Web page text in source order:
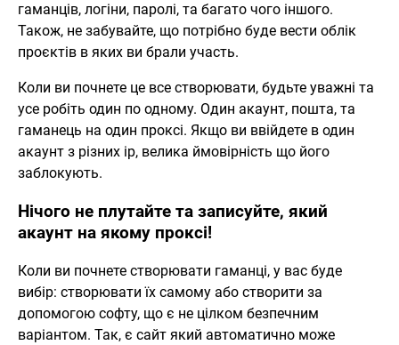
гаманців, логіни, паролі, та багато чого іншого.
Також, не забувайте, що потрібно буде вести облік
проєктів в яких ви брали участь.
Коли ви почнете це все створювати, будьте уважні та
усе робіть один по одному. Один акаунт, пошта, та
гаманець на один проксі. Якщо ви ввійдете в один
акаунт з різних ip, велика ймовірність що його
заблокують.
Нічого не плутайте та записуйте, який
акаунт на якому проксі!
Коли ви почнете створювати гаманці, у вас буде
вибір: створювати їх самому або створити за
допомогою софту, що є не цілком безпечним
варіантом. Так, є сайт який автоматично може